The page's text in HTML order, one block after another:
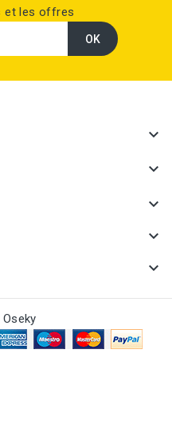
et les offres




